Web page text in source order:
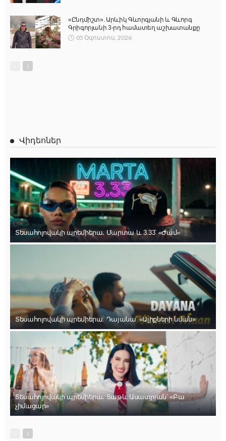
«Ընդմիշտ». Արևիկ Գևորգյանի և Գևորգ
Գրիգորյանի 3-րդ համատեղ աշխատանքը
05 Օգոստոս, 2026
Վիդեոներ
Տեսահոլովակի պրեմիերա․ Մարտա և 3.33՝ «Ժամ»
Տեսահոլովակի պրեմիերա. Դայանա՝ «Ալիքների նման»
Տեսահոլովակի պրեմիերա․ Տաթև Ասատրյան՝ «Բա
չիմացար»